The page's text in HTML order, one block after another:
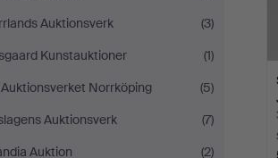
Auktionsverk
(3)
Kunstauktioner
(1)
Auktionsverket Norrköping
(5)
Auktionsverk
(7)
Auktion
(2)